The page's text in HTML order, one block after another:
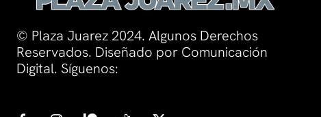
© Plaza Juarez 2024. Algunos Derechos
Reservados. Diseñado por Comunicación
Digital. Síguenos: